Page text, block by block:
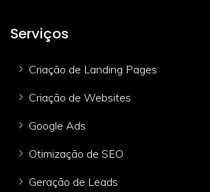
Serviços
Criação de Landing Pages
Criação de Websites
Google Ads
Otimização de SEO
Geração de Leads